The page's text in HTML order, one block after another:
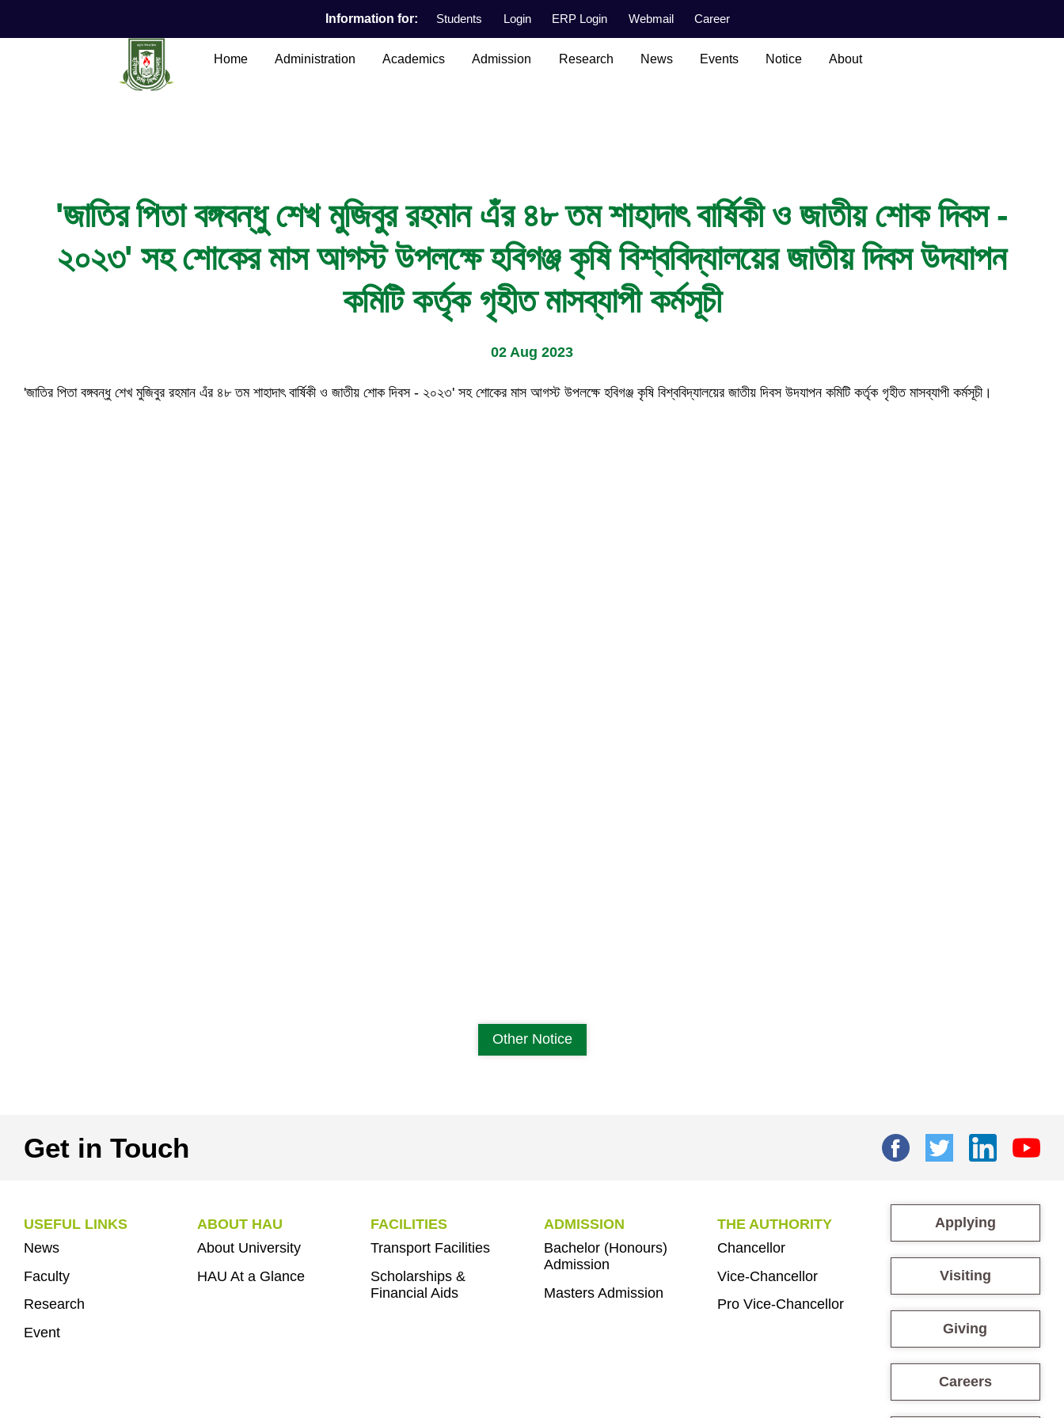
Information for: Students Login ERP Login Webmail Career
Home Administration Academics Admission Research News Events Notice About
'জাতির পিতা বঙ্গবন্ধু শেখ মুজিবুর রহমান এঁর ৪৮ তম শাহাদাৎ বার্ষিকী ও জাতীয় শোক দিবস -
২০২৩' সহ শোকের মাস আগস্ট উপলক্ষে হবিগঞ্জ কৃষি বিশ্ববিদ্যালয়ের জাতীয় দিবস উদযাপন
কমিটি কর্তৃক গৃহীত মাসব্যাপী কর্মসূচী
02 Aug 2023
'জাতির পিতা বঙ্গবন্ধু শেখ মুজিবুর রহমান এঁর ৪৮ তম শাহাদাৎ বার্ষিকী ও জাতীয় শোক দিবস - ২০২৩' সহ শোকের মাস আগস্ট উপলক্ষে হবিগঞ্জ কৃষি বিশ্ববিদ্যালয়ের জাতীয় দিবস উদযাপন কমিটি কর্তৃক গৃহীত মাসব্যাপী কর্মসূচী।
Other Notice
Get in Touch
USEFUL LINKS
News
Faculty
Research
Event
ABOUT HAU
About University
HAU At a Glance
FACILITIES
Transport Facilities
Scholarships &
Financial Aids
ADMISSION
Bachelor (Honours)
Admission
Masters Admission
THE AUTHORITY
Chancellor
Vice-Chancellor
Pro Vice-Chancellor
Applying
Visiting
Giving
Careers